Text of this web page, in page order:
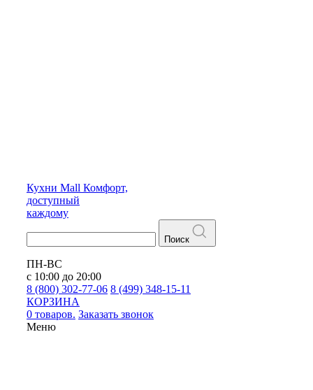
Кухни Mall Комфорт,
доступный
каждому
Поиск
ПН-ВС
с 10:00 до 20:00
8 (800) 302-77-06 8 (499) 348-15-11
КОРЗИНА
0 товаров. Заказать звонок
Меню